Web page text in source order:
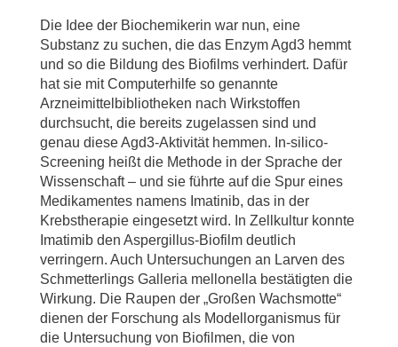
Die Idee der Biochemikerin war nun, eine
Substanz zu suchen, die das Enzym Agd3 hemmt
und so die Bildung des Biofilms verhindert. Dafür
hat sie mit Computerhilfe so genannte
Arzneimittelbibliotheken nach Wirkstoffen
durchsucht, die bereits zugelassen sind und
genau diese Agd3-Aktivität hemmen. In-silico-
Screening heißt die Methode in der Sprache der
Wissenschaft – und sie führte auf die Spur eines
Medikamentes namens Imatinib, das in der
Krebstherapie eingesetzt wird. In Zellkultur konnte
Imatimib den Aspergillus-Biofilm deutlich
verringern. Auch Untersuchungen an Larven des
Schmetterlings Galleria mellonella bestätigten die
Wirkung. Die Raupen der „Großen Wachsmotte“
dienen der Forschung als Modellorganismus für
die Untersuchung von Biofilmen, die von